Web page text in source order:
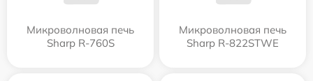
Микроволновая печь
Sharp R-760S
Микроволновая печь
Sharp R-822STWE